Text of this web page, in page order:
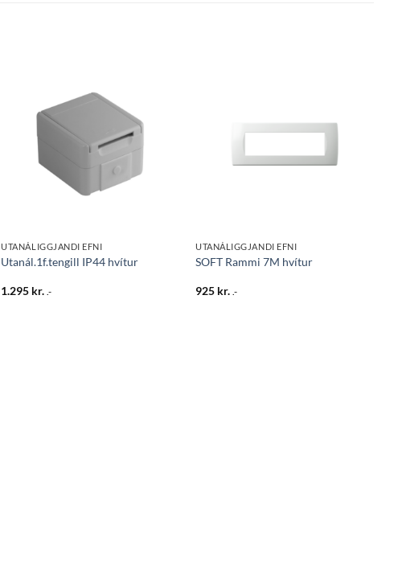
óskalista
UTANÁLIGGJANDI EFNI
Utanál.1f.tengill IP44 hvítur
1.295 kr. .-
óskalista
UTANÁLIGGJANDI EFNI
SOFT Rammi 7M hvítur
925 kr. .-